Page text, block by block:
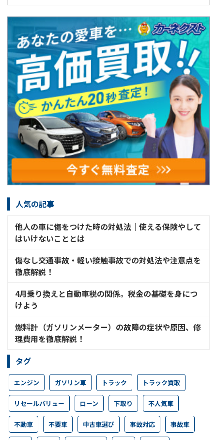
人気の記事
他人の車に傷をつけた時の対処法│使える保険やして
はいけないこととは
傷なし交通事故・軽い接触事故での対処法や注意点を
徹底解説！
4月乗り換えと自動車税の関係。税金の基礎を身につ
けよう
燃料計（ガソリンメーター）の故障の症状や原因、修
理費用を徹底解説！
タグ
エンジン ガソリン車 トラック トラック買取
リセールバリュー ローン 下取り 不人気車
不動車 不要車 中古車選び 事故対応 事故車